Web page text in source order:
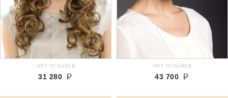
нет отзывов
31 280
нет отзывов
43 700